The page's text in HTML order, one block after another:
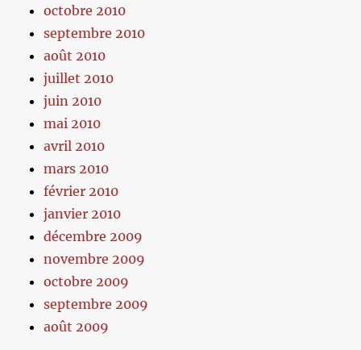
octobre 2010
septembre 2010
août 2010
juillet 2010
juin 2010
mai 2010
avril 2010
mars 2010
février 2010
janvier 2010
décembre 2009
novembre 2009
octobre 2009
septembre 2009
août 2009